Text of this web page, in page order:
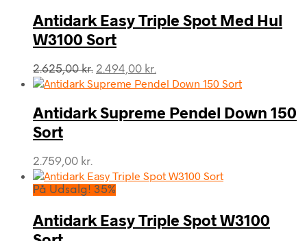
Antidark Easy Triple Spot Med Hul
W3100 Sort
2.625,00kr. Den
oprindelige
var:
2.625,00 kr..
2.494,00 kr.
aktuelle
er:
2.494,00 kr..
Antidark Supreme Pendel Down 150
Sort
2.759,00 kr.
På Udsalg! 35%
Antidark Easy Triple Spot W3100